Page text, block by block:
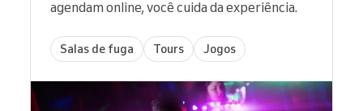
agendam online, você cuida da experiência.
Salas de fuga Tours Jogos